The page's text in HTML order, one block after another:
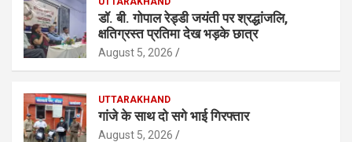
डॉ. बी. गोपाल रेड्डी जयंती पर श्रद्धांजलि,
क्षतिग्रस्त प्रतिमा देख भड़के छात्र
August 5, 2026
UTTARAKHAND
गांजे के साथ दो सगे भाई गिरफ्तार
August 5, 2026